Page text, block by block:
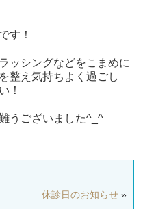
す！
ッシングなどをこまめに
整え気持ちよく過ごし
！
うございました^_^
休診日のお知らせ»